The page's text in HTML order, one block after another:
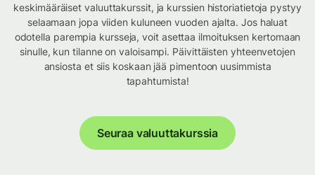
keskimääräiset valuuttakurssit, ja kurssien historiatietoja pystyy
selaamaan jopa viiden kuluneen vuoden ajalta. Jos haluat
odotella parempia kursseja, voit asettaa ilmoituksen kertomaan
sinulle, kun tilanne on valoisampi. Päivittäisten yhteenvetojen
ansiosta et siis koskaan jää pimentoon uusimmista
tapahtumista!
Seuraa valuuttakurssia